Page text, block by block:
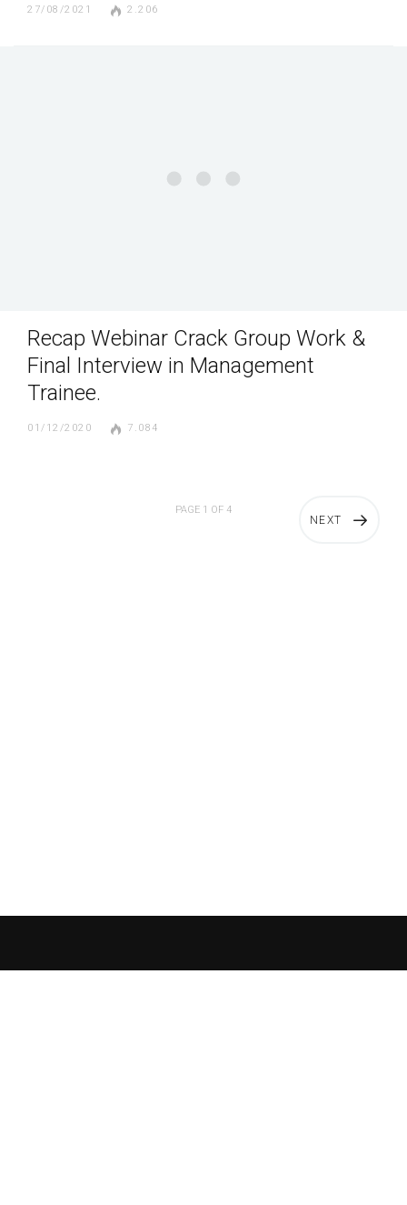
27/08/2021 2.206
Recap Webinar Crack Group Work &
Final Interview in Management
Trainee.
01/12/2020 7.084
NEXT
PAGE 1 OF 4